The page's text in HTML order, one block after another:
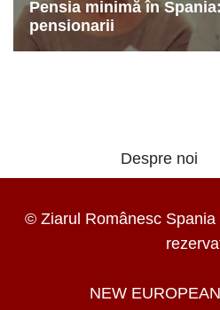
Despre noi
© Ziarul Românesc Spania
NEW